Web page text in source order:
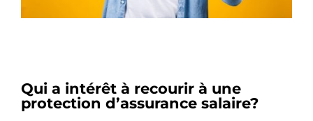
Qui a intérêt à recourir à une
protection d’assurance salaire?